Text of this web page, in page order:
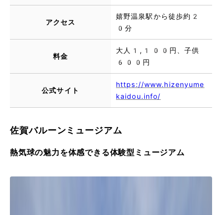
アクセス
嬉野温泉駅から徒歩約2
0分
料金
大人1,100円、子供
600円
公式サイト
https://www.hizenyume
kaidou.info/
佐賀バルーンミュージアム
熱気球の魅力を体感できる体験型ミュージアム